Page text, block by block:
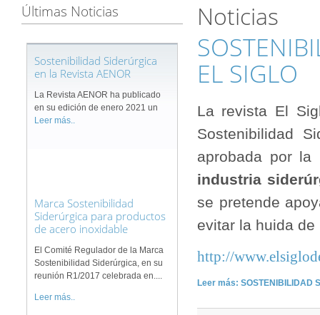
Últimas Noticias
Sostenibilidad Siderúrgica
en la Revista AENOR
La Revista AENOR ha publicado
en su edición de enero 2021 un
Leer más..
Marca Sostenibilidad
Siderúrgica para productos
de acero inoxidable
El Comité Regulador de la Marca
Sostenibilidad Siderúrgica, en su
reunión R1/2017 celebrada en....
Leer más..
Noticias
EL SIGLO
La revista El
Sostenibilidad
aprobada por
industria
se pretende
evitar la huida
http://
Leer más: SOSTENIBILIDAD